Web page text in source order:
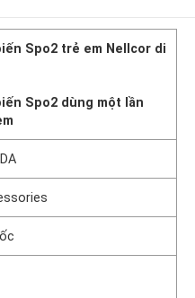
Spo2 trẻ em Nellcor di
Spo2 dùng một lần